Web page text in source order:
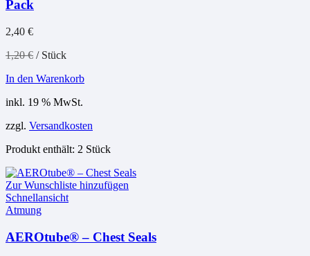
Pack
2,40 €
1,20€ / Stück
In den Warenkorb
inkl. 19 % MwSt.
zzgl. Versandkosten
Produkt enthält: 2 Stück
Zur Wunschliste hinzufügen
Schnellansicht
Atmung
AEROtube® – Chest Seals